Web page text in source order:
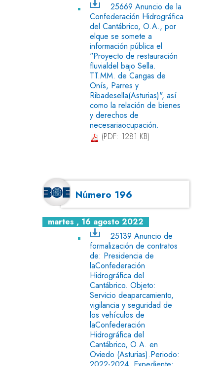
25669 Anuncio de la
Confederación Hidrográfica
del Cantábrico, O.A., por
elque se somete a
información pública el
"Proyecto de restauración
fluvialdel bajo Sella.
TT.MM. de Cangas de
Onís, Parres y
Ribadesella(Asturias)", así
como la relación de bienes
y derechos de
necesariaocupación.
(PDF: 1281 KB)
Número 196
martes , 16 agosto 2022
25139 Anuncio de
formalización de contratos
de: Presidencia de
laConfederación
Hidrográfica del
Cantábrico. Objeto:
Servicio deaparcamiento,
vigilancia y seguridad de
los vehículos de
laConfederación
Hidrográfica del
Cantábrico, O.A. en
Oviedo (Asturias).Periodo: